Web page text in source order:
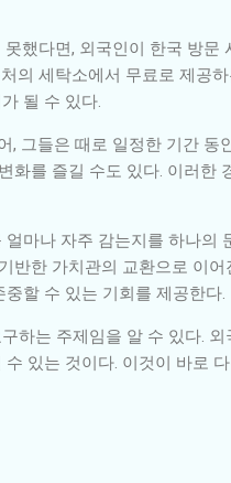
했다면, 외국인이 한국 방문
의 세탁소에서 무료로 제공
될 수 있다.
그들은 때로 일정한 기간
를 즐길 수도 있다. 이러한
마나 자주 감는지를 하나의
한 가치관의 교환으로 이
할 수 있는 기회를 제공한다.
하는 주제임을 알 수 있다.
있는 것이다. 이것이 바로